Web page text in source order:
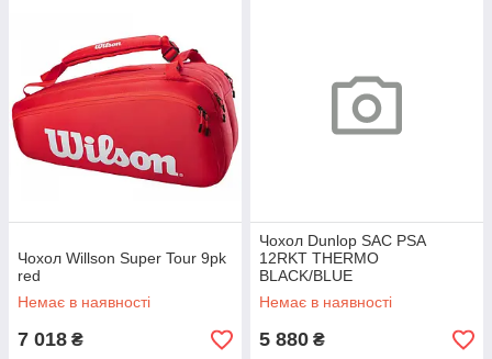
Чохол Willson Super Tour 9pk
red
Немає в наявності
7 018 ₴
Чохол Dunlop SAC PSA
12RKT THERMO
BLACK/BLUE
Немає в наявності
5 880 ₴